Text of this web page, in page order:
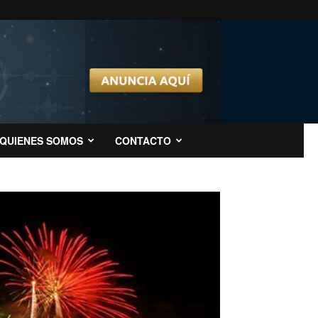
QUIENES SOMOS CONTACTO